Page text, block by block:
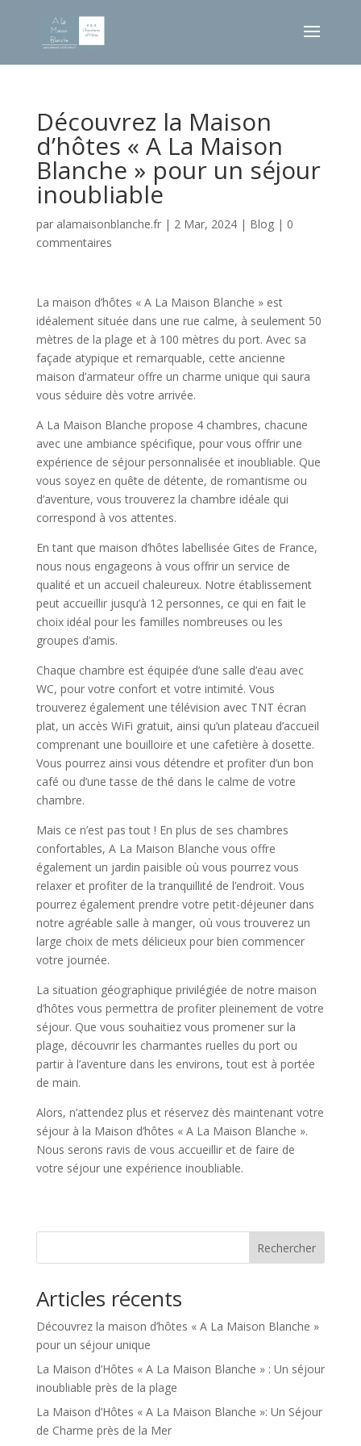
Découvrez la Maison
d’hôtes « A La Maison
Blanche » pour un séjour
inoubliable
par alamaisonblanche.fr| 2 Mar, 2024| Blog| 0
commentaires
La maison d’hôtes « A La Maison Blanche » est
idéalement située dans une rue calme, à seulement 50
mètres de la plage et à 100 mètres du port. Avec sa
façade atypique et remarquable, cette ancienne
maison d’armateur offre un charme unique qui saura
vous séduire dès votre arrivée.
A La Maison Blanche propose 4 chambres, chacune
avec une ambiance spécifique, pour vous offrir une
expérience de séjour personnalisée et inoubliable. Que
vous soyez en quête de détente, de romantisme ou
d’aventure, vous trouverez la chambre idéale qui
correspond à vos attentes.
En tant que maison d’hôtes labellisée Gites de France,
nous nous engageons à vous offrir un service de
qualité et un accueil chaleureux. Notre établissement
peut accueillir jusqu’à 12 personnes, ce qui en fait le
choix idéal pour les familles nombreuses ou les
groupes d’amis.
Chaque chambre est équipée d’une salle d’eau avec
WC, pour votre confort et votre intimité. Vous
trouverez également une télévision avec TNT écran
plat, un accès WiFi gratuit, ainsi qu’un plateau d’accueil
comprenant une bouilloire et une cafetière à dosette.
Vous pourrez ainsi vous détendre et profiter d’un bon
café ou d’une tasse de thé dans le calme de votre
chambre.
Mais ce n’est pas tout ! En plus de ses chambres
confortables, A La Maison Blanche vous offre
également un jardin paisible où vous pourrez vous
relaxer et profiter de la tranquillité de l’endroit. Vous
pourrez également prendre votre petit-déjeuner dans
notre agréable salle à manger, où vous trouverez un
large choix de mets délicieux pour bien commencer
votre journée.
La situation géographique privilégiée de notre maison
d’hôtes vous permettra de profiter pleinement de votre
séjour. Que vous souhaitiez vous promener sur la
plage, découvrir les charmantes ruelles du port ou
partir à l’aventure dans les environs, tout est à portée
de main.
Alors, n’attendez plus et réservez dès maintenant votre
séjour à la Maison d’hôtes « A La Maison Blanche ».
Nous serons ravis de vous accueillir et de faire de
votre séjour une expérience inoubliable.
Rechercher
Articles récents
Découvrez la maison d’hôtes « A La Maison Blanche »
pour un séjour unique
La Maison d’Hôtes « A La Maison Blanche » : Un séjour
inoubliable près de la plage
La Maison d’Hôtes « A La Maison Blanche »: Un Séjour
de Charme près de la Mer